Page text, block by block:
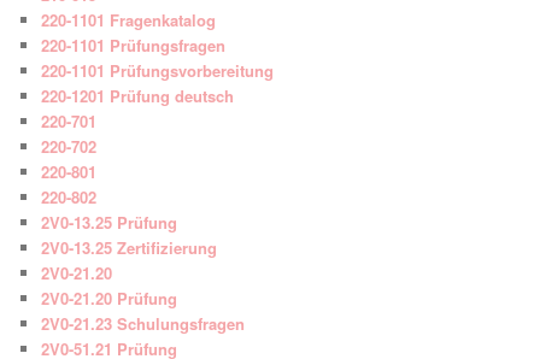
220-1101 Fragenkatalog
220-1101 Prüfungsfragen
220-1101 Prüfungsvorbereitung
220-1201 Prüfung deutsch
220-701
220-702
220-801
220-802
2V0-13.25 Prüfung
2V0-13.25 Zertifizierung
2V0-21.20
2V0-21.20 Prüfung
2V0-21.23 Schulungsfragen
2V0-51.21 Prüfung